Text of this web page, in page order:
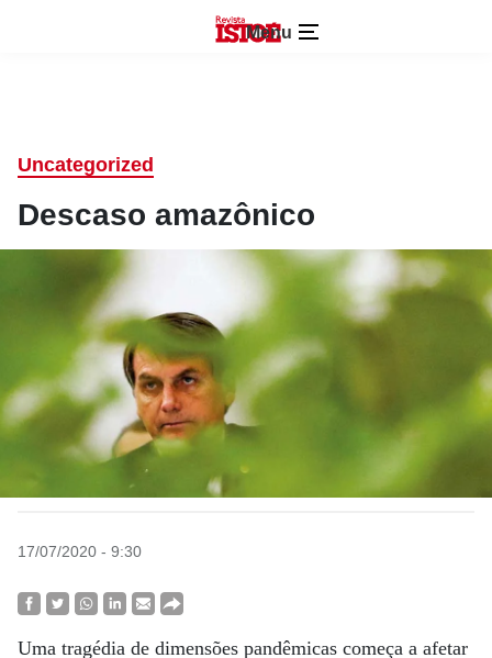
Menu
Uncategorized
Descaso amazônico
17/07/2020 - 9:30
Uma tragédia de dimensões pandêmicas começa a afetar